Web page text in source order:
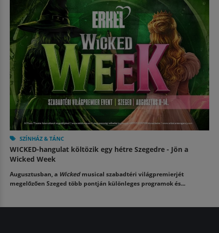
SZÍNHÁZ & TÁNC
WICKED-hangulat költözik egy hétre Szegedre - Jön a
Wicked Week
Augusztusban, a Wickedmusical szabadtéri világpremierjét
megelőzően Szeged több pontján különleges programok és...